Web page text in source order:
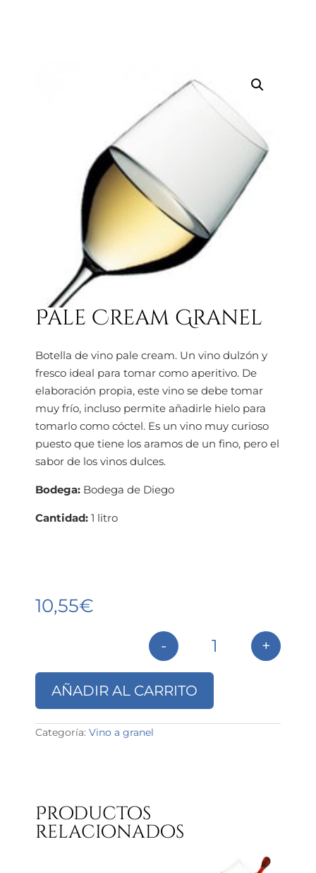
Pale Cream Granel
Botella de vino pale cream. Un vino dulzón y
fresco ideal para tomar como aperitivo. De
elaboración propia, este vino se debe tomar
muy frío, incluso permite añadirle hielo para
tomarlo como cóctel. Es un vino muy curioso
puesto que tiene los aramos de un fino, pero el
sabor de los vinos dulces.
Bodega: Bodega de Diego
Cantidad: 1 litro
10,55€
Pale Cream
- +
AÑADIR AL CARRITO
Categoría: Vino a granel
Productos
relacionados